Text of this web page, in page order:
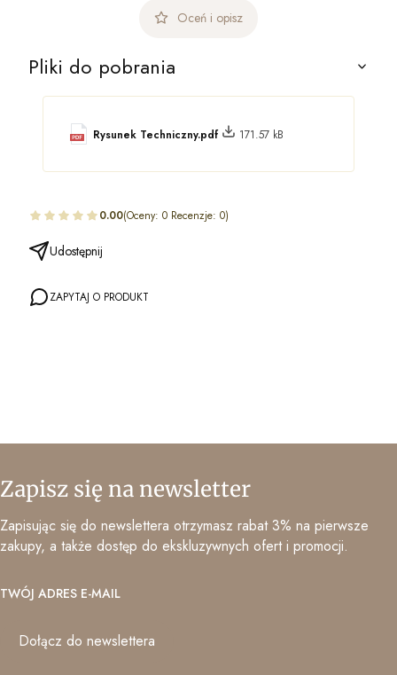
Oceń i opisz
Pliki do pobrania
Rysunek Techniczny.pdf 171.57 kB
0.00(Oceny: 0 Recenzje: 0)
Udostępnij
ZAPYTAJ O PRODUKT
Zapisz się na newsletter
Zapisując się do newslettera otrzymasz rabat 3% na pierwsze
zakupy, a także dostęp do ekskluzywnych ofert i promocji.
TWÓJ ADRES E-MAIL
Dołącz do newslettera